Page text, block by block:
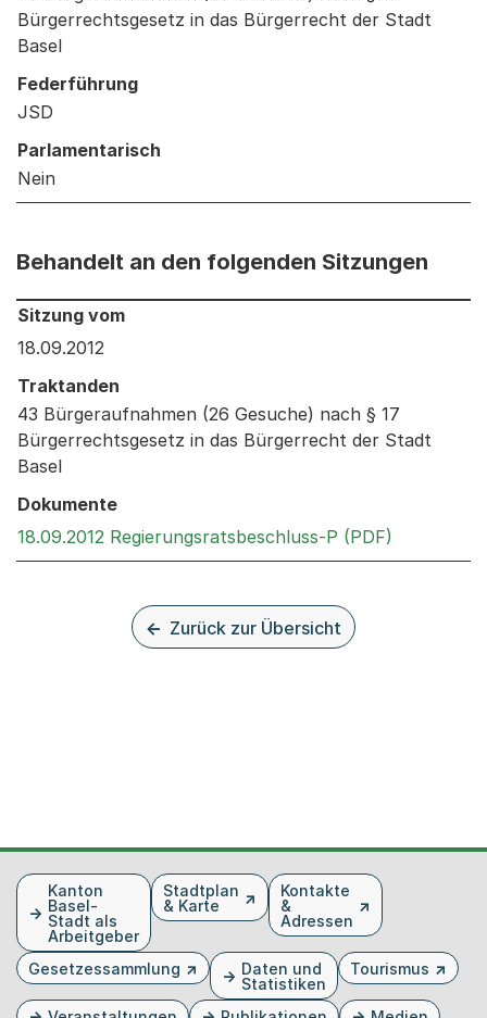
Bürgerrechtsgesetz in das Bürgerrecht der Stadt
Basel
Federführung
JSD
Parlamentarisch
Nein
Behandelt an den folgenden Sitzungen
Behandelt an den folgenden Sitzungen: Informationen
Sitzung vom
18.09.2012
Traktanden
43 Bürgeraufnahmen (26 Gesuche) nach § 17
Bürgerrechtsgesetz in das Bürgerrecht der Stadt
Basel
Dokumente
18.09.2012 Regierungsratsbeschluss-P (PDF)
Zurück zur Übersicht
FusszeileKanton
Basel-
Stadt als
Arbeitgeber
Stadtplan
& Karte
Kontakte
&
Adressen
Gesetzessammlung
Daten und
Statistiken
Tourismus